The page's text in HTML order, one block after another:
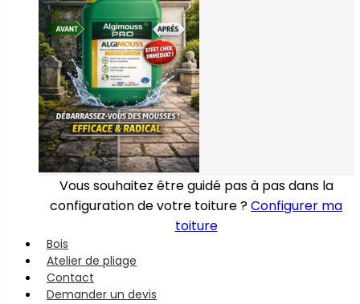
Vous souhaitez être guidé pas à pas dans la
configuration de votre toiture ?Configurer ma
toiture
Bois
Atelier de pliage
Contact
Demander un devis